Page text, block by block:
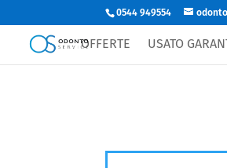
0544 949554
OFFERTE USATO